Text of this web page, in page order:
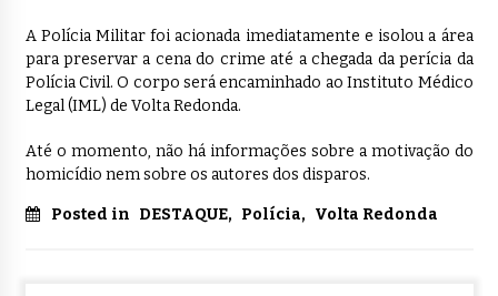
A Polícia Militar foi acionada imediatamente e isolou a área
para preservar a cena do crime até a chegada da perícia da
Polícia Civil. O corpo será encaminhado ao Instituto Médico
Legal (IML) de Volta Redonda.
Até o momento, não há informações sobre a motivação do
homicídio nem sobre os autores dos disparos.
Posted in DESTAQUE, Polícia, Volta Redonda